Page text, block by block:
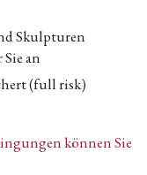
Skulpturen
an
(full risk)
können Sie